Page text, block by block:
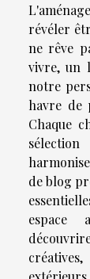
révéler
ne rêve
vivre, un
notre
havre de
Chaque
de blog
espace